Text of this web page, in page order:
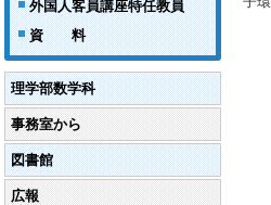
外国人客員講座特任教員
資 料
理学部数学科
事務室から
図書館
広報